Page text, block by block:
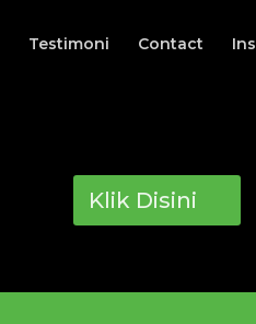
Testimoni Contact
Klik Disini